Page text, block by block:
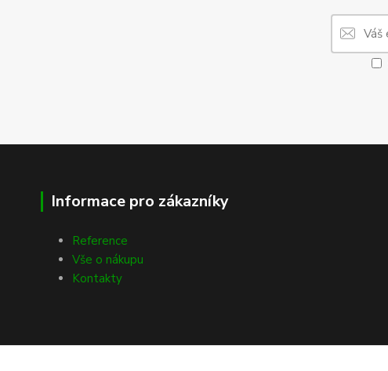
Informace pro zákazníky
Reference
Vše o nákupu
Kontakty